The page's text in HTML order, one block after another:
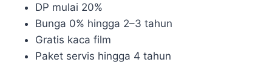
DP mulai 20%
Bunga 0% hingga 2–3 tahun
Gratis kaca film
Paket servis hingga 4 tahun